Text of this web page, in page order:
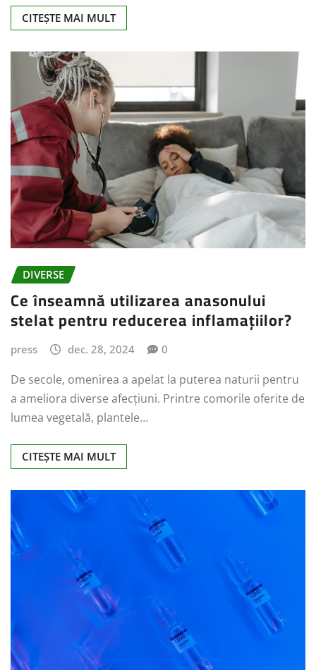
CITEȘTE MAI MULT
DIVERSE
Ce înseamnă utilizarea anasonului
stelat pentru reducerea inflamațiilor?
press dec. 28, 2024 0
De secole, omenirea a apelat la puterea naturii pentru
a ameliora diverse afecțiuni. Printre comorile oferite de
lumea vegetală, plantele…
CITEȘTE MAI MULT